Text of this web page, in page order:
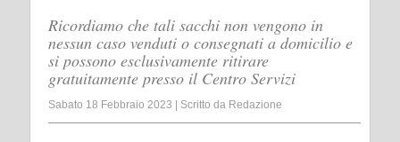
Ricordiamo che tali sacchi non vengono in
nessun caso venduti o consegnati a domicilio e
si possono esclusivamente ritirare
gratuitamente presso il Centro Servizi
Sabato 18 Febbraio 2023 Scritto da Redazione